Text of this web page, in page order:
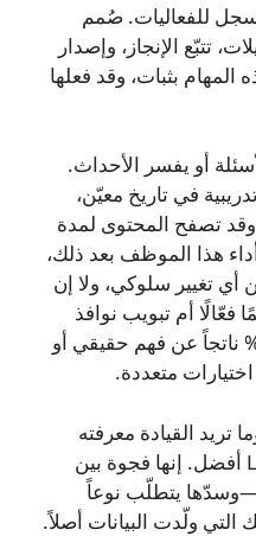
للفعاليات. صُمم
تتبّع الإنجاز، وإصدار
المهام بثبات، وقد فعلها
أو يفسر الأحداث.
في تاريخ معيّن،
وقد تصفح المحتوى لمدة
هذا الموظف بعد ذلك،
أي تغيير سلوكي، ولا إن
تعكس تعلمًا فعّالًا أم تبويب نوافذ
مفتوحاً، ولا إن كان 78% ناتجاً عن فهم حقيقي أو
متعددة.
تريد القيادة معرفته
ليست فجوة تغلقها تقارير LMS أفضل. إنها فجوة بين
يتطلّب نوعاً
التي ولّدت البيانات أصلاً.